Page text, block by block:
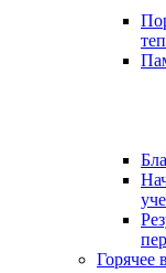
Горячее